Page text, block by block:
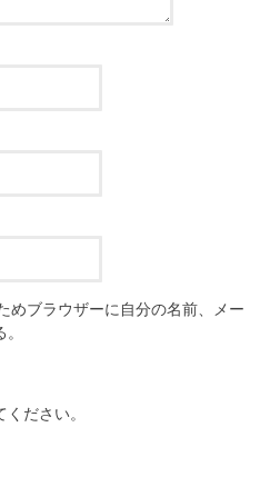
めブラウザーに自分の名前、メー
ださい。